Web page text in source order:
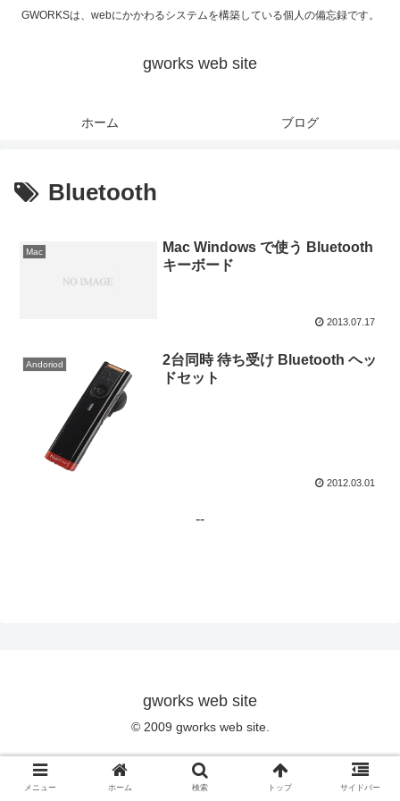
GWORKSは、webにかかわるシステムを構築している個人の備忘録です。
gworks web site
ホーム ブログ
Bluetooth
Mac
Mac Windows で使う Bluetooth
キーボード
2013.07.17
Andoriod
2台同時 待ち受け Bluetooth ヘッ
ドセット
2012.03.01
--
gworks web site
© 2009 gworks web site.
メニュー ホーム 検索 トップ サイドバー